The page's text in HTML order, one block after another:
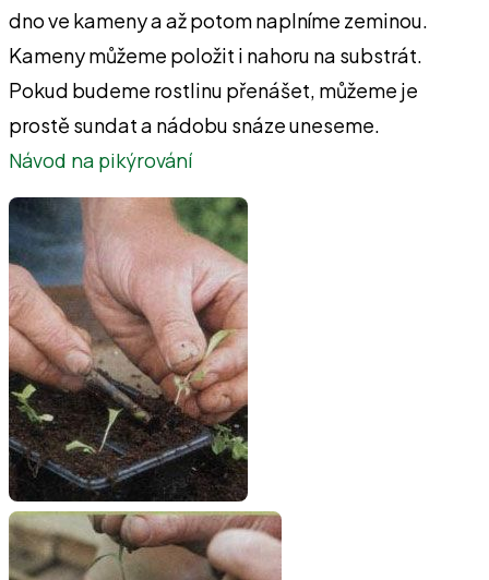
dno ve kameny a až potom naplníme zeminou.
Kameny můžeme položit i nahoru na substrát.
Pokud budeme rostlinu přenášet, můžeme je
prostě sundat a nádobu snáze uneseme.
Návod na pikýrování